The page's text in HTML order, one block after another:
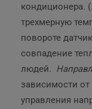
кондиционера. (
трехмерную
повороте
совпадение
людей.
зависимости от
управления